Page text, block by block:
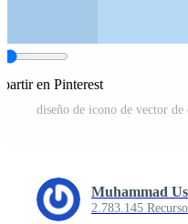
en Pinterest
diseño de icono de vector
Muhammad
2.783.145